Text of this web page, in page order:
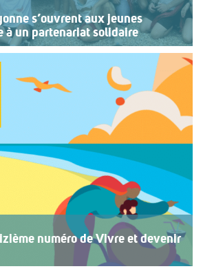
s’ouvrent aux jeunes
à un partenariat solidaire
au service de l’inclusion
ouvre le premier jour des
à une structure accompagnant des
en situation de handicap
année, le choix […]
numéro de Vivre et devenir